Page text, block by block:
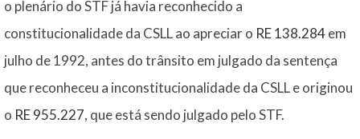
o plenário do STF já havia reconhecido a
constitucionalidade da CSLL ao apreciar o RE 138.284em
julho de 1992, antes do trânsito em julgado da sentença
que reconheceu a inconstitucionalidade da CSLL e originou
o RE 955.227, que está sendo julgado pelo STF.